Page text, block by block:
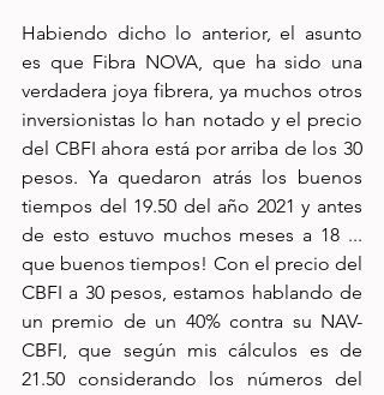
Habiendo dicho lo anterior, el asunto
es que Fibra NOVA, que ha sido una
verdadera joya fibrera, ya muchos otros
inversionistas lo han notado y el precio
del CBFI ahora está por arriba de los 30
pesos. Ya quedaron atrás los buenos
tiempos del 19.50 del año 2021 y antes
de esto estuvo muchos meses a 18 ...
que buenos tiempos! Con el precio del
CBFI a 30 pesos, estamos hablando de
un premio de un 40% contra su NAV-
CBFI, que según mis cálculos es de
21.50 considerando los números del